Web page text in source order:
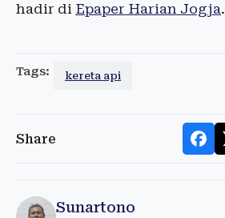
hadir di Epaper Harian Jogja.
Tags: kereta api
Share
Sunartono